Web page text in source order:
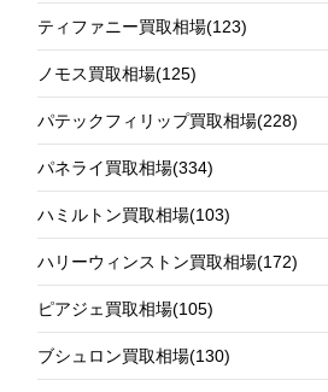
ティファニー買取相場(123)
ノモス買取相場(125)
パテックフィリップ買取相場(228)
パネライ買取相場(334)
ハミルトン買取相場(103)
ハリーウィンストン買取相場(172)
ピアジェ買取相場(105)
ブシュロン買取相場(130)